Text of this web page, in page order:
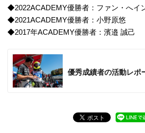
◆2022ACADEMY優勝者：ファン・へイ
◆2021ACADEMY優勝者：小野原悠​
◆2017年ACADEMY優勝者：濱邉 誠己
優秀成績者の活動レポ